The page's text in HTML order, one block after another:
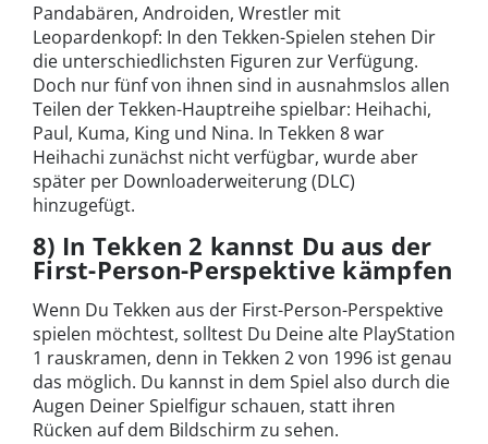
Pandabären, Androiden, Wrestler mit
Leopardenkopf: In den Tekken-Spielen stehen Dir
die unterschiedlichsten Figuren zur Verfügung.
Doch nur fünf von ihnen sind in ausnahmslos allen
Teilen der Tekken-Hauptreihe spielbar: Heihachi,
Paul, Kuma, King und Nina. In Tekken 8 war
Heihachi zunächst nicht verfügbar, wurde aber
später per Downloaderweiterung (DLC)
hinzugefügt.
8) In Tekken 2 kannst Du aus der
First-Person-Perspektive kämpfen
Wenn Du Tekken aus der First-Person-Perspektive
spielen möchtest, solltest Du Deine alte PlayStation
1 rauskramen, denn in Tekken 2 von 1996 ist genau
das möglich. Du kannst in dem Spiel also durch die
Augen Deiner Spielfigur schauen, statt ihren
Rücken auf dem Bildschirm zu sehen.